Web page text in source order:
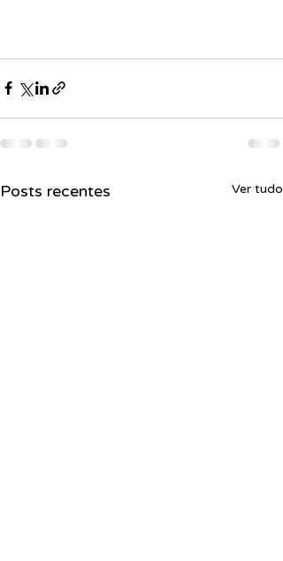
Posts recentes Ver tudo